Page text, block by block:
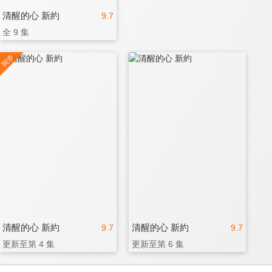
9.7
清醒的心 新約
全 9 集
9.7
清醒的心 新約
更新至第 4 集
9.7
清醒的心 新約
更新至第 6 集